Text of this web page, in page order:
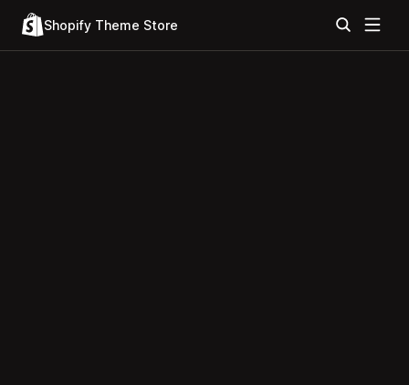
Shopify Theme Store